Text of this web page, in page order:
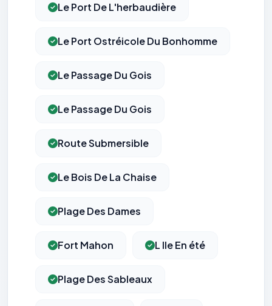
Le Port De L'herbaudière
Le Port Ostréicole Du Bonhomme
Le Passage Du Gois
Le Passage Du Gois
Route Submersible
Le Bois De La Chaise
Plage Des Dames
Fort Mahon L Ile En été
Plage Des Sableaux